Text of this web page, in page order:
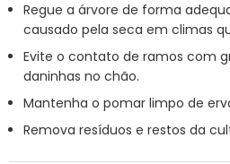
Regue a árvore de forma
causado pela seca em climas
Evite o contato de ramos com
daninhas no chão.
Mantenha o pomar limpo de
Remova resíduos e restos da